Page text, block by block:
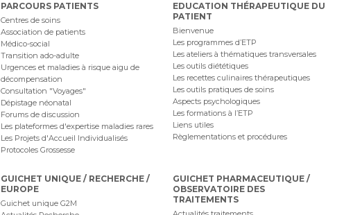
PARCOURS PATIENTS
Centres de soins
Association de patients
Médico-social
Transition ado-adulte
Urgences et maladies à risque aigu de
décompensation
Consultation "Voyages"
Dépistage néonatal
Forums de discussion
Les plateformes d'expertise maladies rares
Les Projets d'Accueil Individualisés
Protocoles Grossesse
EDUCATION THÉRAPEUTIQUE DU
PATIENT
Bienvenue
Les programmes d’ETP
Les ateliers à thématiques transversales
Les outils diététiques
Les recettes culinaires thérapeutiques
Les outils pratiques de soins
Aspects psychologiques
Les formations à l’ETP
Liens utiles
Règlementations et procédures
GUICHET UNIQUE / RECHERCHE /
EUROPE
Guichet unique G2M
GUICHET PHARMACEUTIQUE /
OBSERVATOIRE DES
TRAITEMENTS